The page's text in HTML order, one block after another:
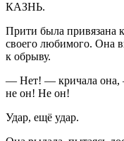
КАЗНЬ.
Прити была привязана
своего любимого. Она
к обрыву.
— Нет! — кричала она,
не он! Не он!
Удар, ещё удар.